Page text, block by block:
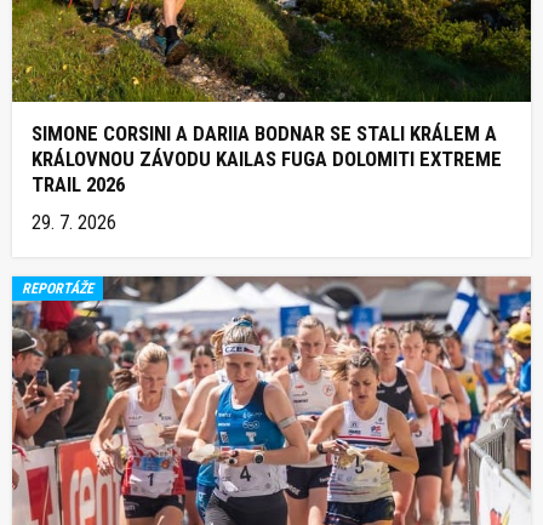
SIMONE CORSINI A DARIIA BODNAR SE STALI KRÁLEM A
KRÁLOVNOU ZÁVODU KAILAS FUGA DOLOMITI EXTREME
TRAIL 2026
29. 7. 2026
REPORTÁŽE